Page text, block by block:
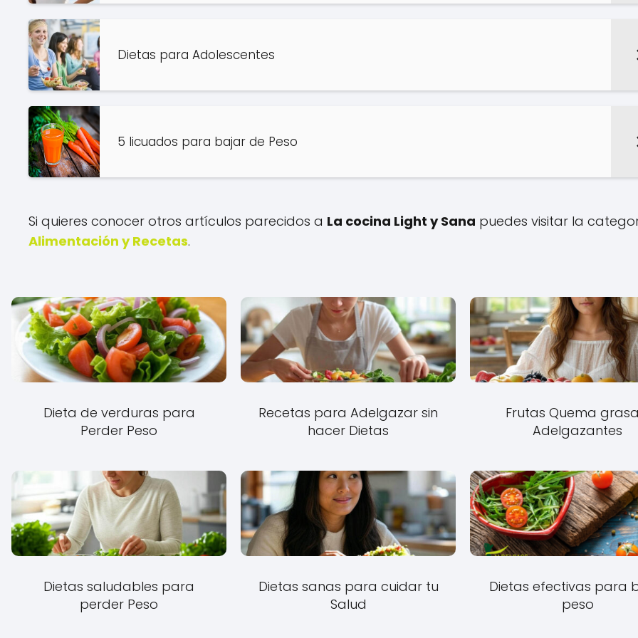
Dietas para Adolescentes
5 licuados para bajar de Peso
Si quieres conocer otros artículos parecidos a La cocina Light y Sana puedes visitar la
Alimentación y Recetas.
Dieta de verduras para
Perder Peso
Recetas para Adelgazar sin
hacer Dietas
Frutas Quema
Adelgazantes
Dietas saludables para
perder Peso
Dietas sanas para cuidar tu
Salud
Dietas efectivas para
peso